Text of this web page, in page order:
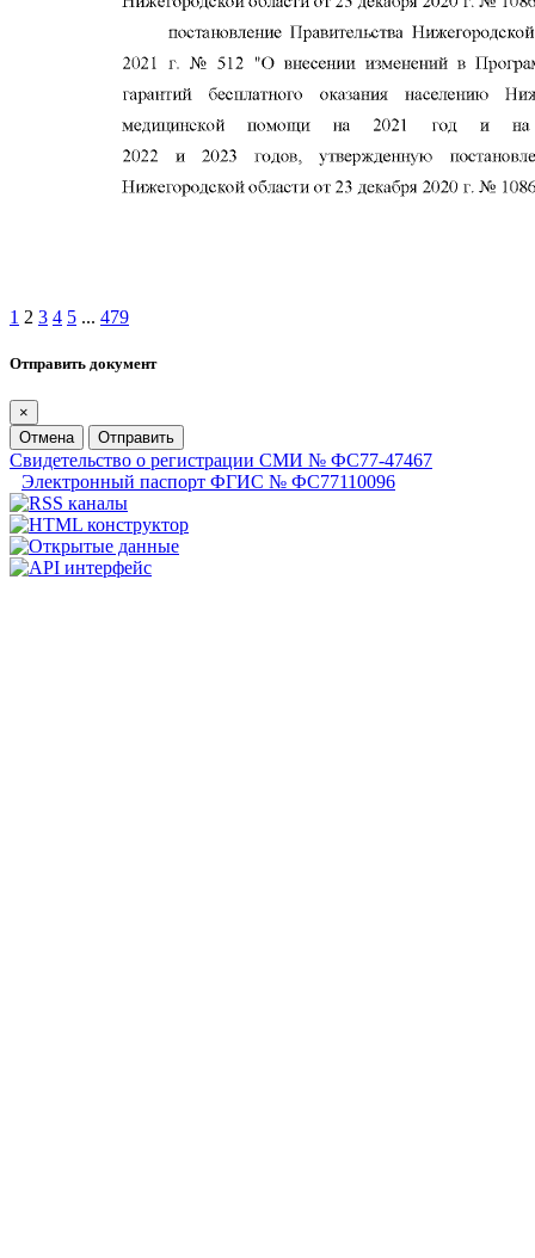
1 2 3 4 5 ... 479
Отправить документ
×
Отмена
Отправить
Свидетельство о регистрации СМИ № ФС77-47467
Электронный паспорт ФГИС № ФС77110096